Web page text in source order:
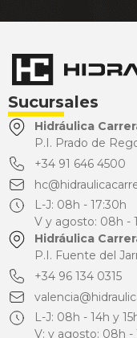
Sucursales
Hidráulica
P.I. Prado de
+34 91 646 4500
L-J: 08h - 17:30h
V y agosto: 08h -
Hidráulica
P.I. Fuente del
+34 96 134 0315
L-J: 08h - 14h y
V: y agosto: 08h -